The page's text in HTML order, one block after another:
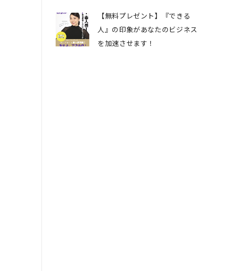
【無料プレゼント】『できる
人』の印象があなたのビジネス
を加速させます！